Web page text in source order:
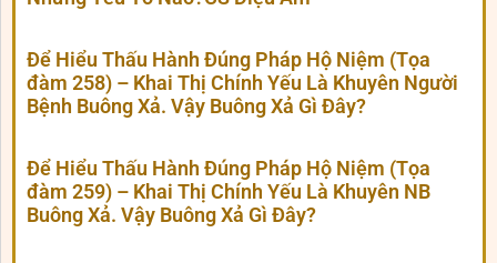
Để Hiểu Thấu Hành Đúng Pháp Hộ Niệm (Tọa
đàm 258) – Khai Thị Chính Yếu Là Khuyên Người
Bệnh Buông Xả. Vậy Buông Xả Gì Đây?
Để Hiểu Thấu Hành Đúng Pháp Hộ Niệm (Tọa
đàm 259) – Khai Thị Chính Yếu Là Khuyên NB
Buông Xả. Vậy Buông Xả Gì Đây?